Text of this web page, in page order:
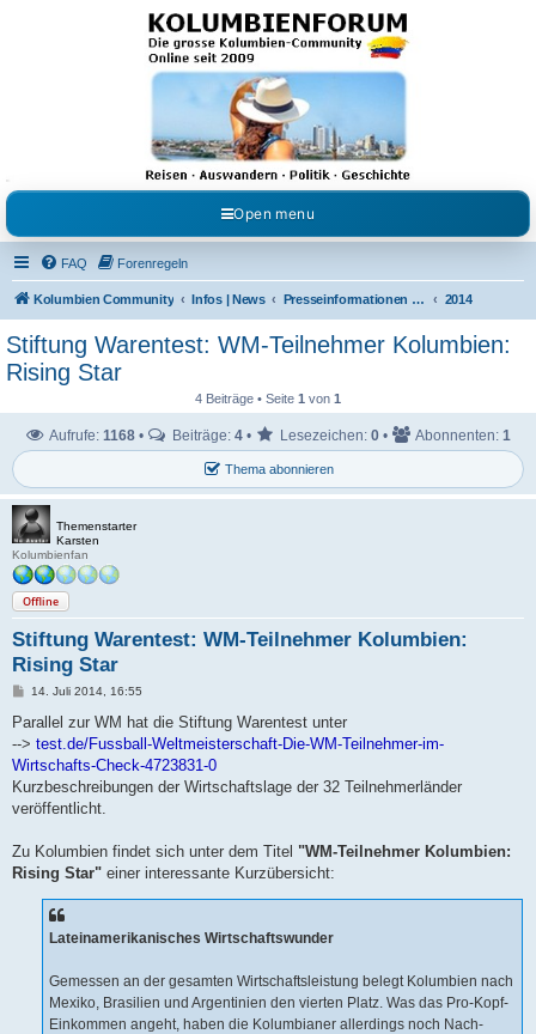
Kolumbienforum - Das
grosse Forum der
Freunde Kolumbiens
Reisen, Auswandern, Kultur, Politik, Geschichte und Visum in Kolumbien und Venezuela.
Austausch, Erfahrungen und Gemeinschaft im Kolumbienforum
Open menu
FAQ Forenregeln
Kolumbien Community Infos | News Presseinformationen & Neuigkeiten 2014
Stiftung Warentest: WM-Teilnehmer Kolumbien:
Rising Star
4 Beiträge • Seite 1 von 1
Thema abonnieren
Aufrufe: 1168 • Beiträge: 4 • Lesezeichen: 0 • Abonnenten: 1
Themenstarter
Karsten
Kolumbienfan
Offline
Stiftung Warentest: WM-Teilnehmer Kolumbien:
Rising Star
B
i
r
a
14. Juli 2014, 16:55
Parallel zur WM hat die Stiftung Warentest unter
--> test.de/Fussball-Weltmeisterschaft-Die-WM-Teilnehmer-im-
Wirtschafts-Check-4723831-0
Kurzbeschreibungen der Wirtschaftslage der 32 Teilnehmerländer
veröffentlicht.
Zu Kolumbien findet sich unter dem Titel "WM-Teilnehmer Kolumbien:
Rising Star" einer interessante Kurzübersicht:
Latein­amerikanisches Wirt­schafts­wunder
Gemessen an der gesamten Wirt­schafts­leistung belegt Kolumbien nach
Mexiko, Brasilien und Argentinien den vierten Platz. Was das Pro-Kopf-
Einkommen angeht, haben die Kolumbianer allerdings noch Nach­